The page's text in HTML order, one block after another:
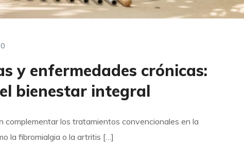
0
y enfermedades crónicas:
bienestar integral
complementar los tratamientos convencionales en la
la fibromialgia o la artritis […]